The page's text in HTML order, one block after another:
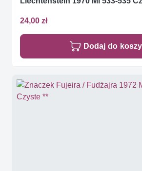
24,00 zł
Dodaj do